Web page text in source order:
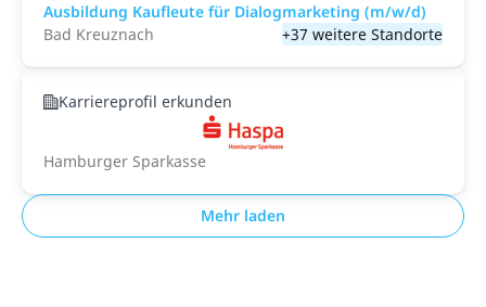
Ausbildung Kaufleute für Dialogmarketing (m/w/d)
Bad Kreuznach
+37 weitere Standorte
Karriereprofil erkunden
Hamburger Sparkasse
Mehr laden